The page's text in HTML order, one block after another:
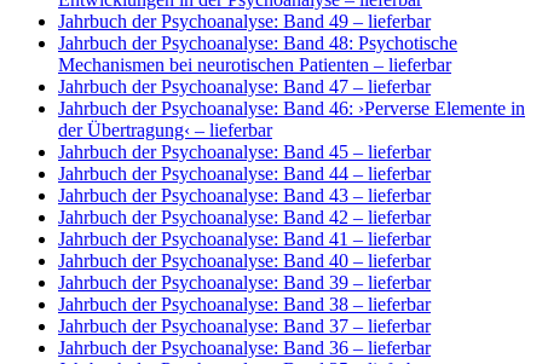
Jahrbuch der Psychoanalyse: Band 49 – lieferbar
Jahrbuch der Psychoanalyse: Band 48: Psychotische
Mechanismen bei neurotischen Patienten – lieferbar
Jahrbuch der Psychoanalyse: Band 47 – lieferbar
Jahrbuch der Psychoanalyse: Band 46: ›Perverse Elemente in
der Übertragung‹ – lieferbar
Jahrbuch der Psychoanalyse: Band 45 – lieferbar
Jahrbuch der Psychoanalyse: Band 44 – lieferbar
Jahrbuch der Psychoanalyse: Band 43 – lieferbar
Jahrbuch der Psychoanalyse: Band 42 – lieferbar
Jahrbuch der Psychoanalyse: Band 41 – lieferbar
Jahrbuch der Psychoanalyse: Band 40 – lieferbar
Jahrbuch der Psychoanalyse: Band 39 – lieferbar
Jahrbuch der Psychoanalyse: Band 38 – lieferbar
Jahrbuch der Psychoanalyse: Band 37 – lieferbar
Jahrbuch der Psychoanalyse: Band 36 – lieferbar